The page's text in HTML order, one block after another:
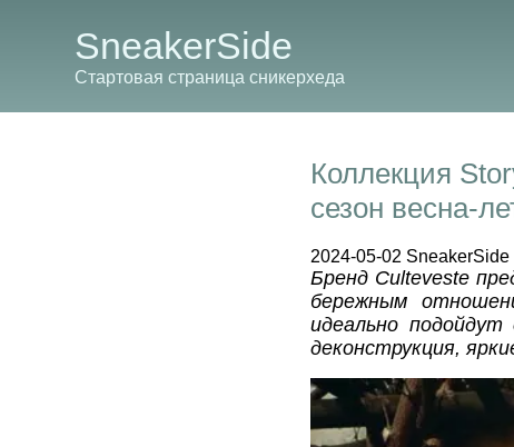
SneakerSide
Стартовая страница сникерхеда
Коллекция
сезон весна-
2024-05-02 SneakerSide
Бренд Culteveste
бережным
идеально подойдут
деконструкция,